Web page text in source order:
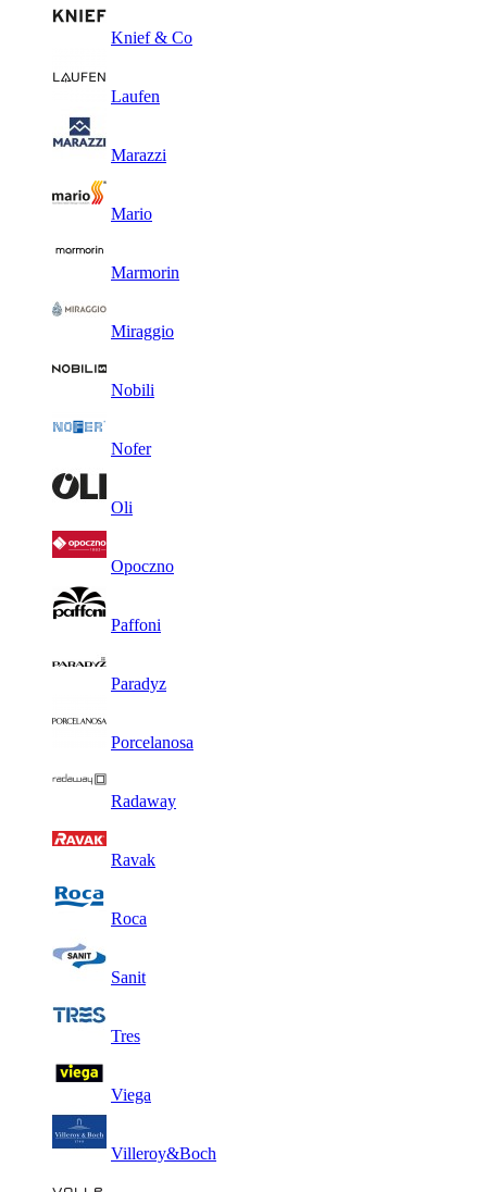
Knief & Co
Laufen
Marazzi
Mario
Marmorin
Miraggio
Nobili
Nofer
Oli
Opoczno
Paffoni
Paradyz
Porcelanosa
Radaway
Ravak
Roca
Sanit
Tres
Viega
Villeroy&Boch